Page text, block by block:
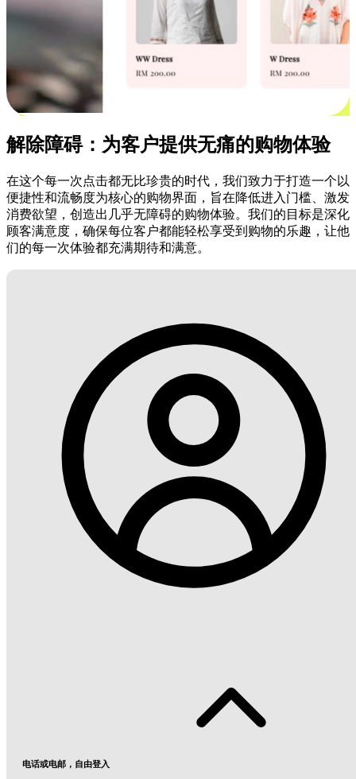
解除障碍：为客户提供无痛的购物体验
在这个每一次点击都无比珍贵的时代，我们致力于打造一个以
便捷性和流畅度为核心的购物界面，旨在降低进入门槛、激发
消费欲望，创造出几乎无障碍的购物体验。我们的目标是深化
顾客满意度，确保每位客户都能轻松享受到购物的乐趣，让他
们的每一次体验都充满期待和满意。
电话或电邮，自由登入